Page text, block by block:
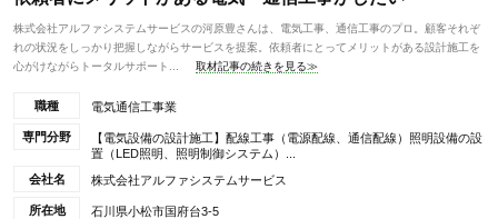
株式会社アルファシステムサービスの河原豊さんは、電気工事、通信工事のプロ。顧客それぞ
れの状況をしっかり把握しながらサービスを提案。依頼者にとってメリットがある設計施工を
心がけながらトータルサポート...
取材記事の続きを見る≫
職種 電気通信工事業
専門分野
【電気設備の設計施工】配線工事（電源配線、通信配線）照明設備の設
置（LED照明、照明制御システム）...
会社名
株式会社アルファシステムサービス
所在地 石川県小松市国府台3-5